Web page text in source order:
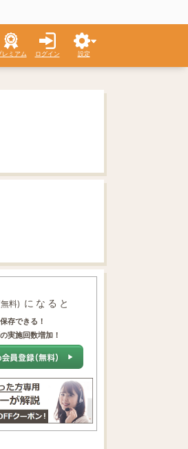
レミアム ログイン 設定
料) になると
存できる！
実施回数増加！